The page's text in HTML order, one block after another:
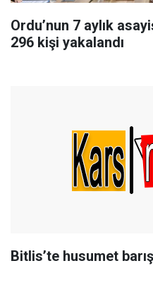
Ordu’nun 7 aylık
296 kişi yakalandı
Bitlis’te husumet